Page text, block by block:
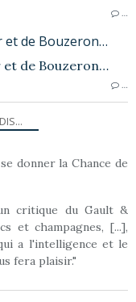
et de Bouzeron…
donner la Chance de
critique du Gault &
et champagnes, [...],
a l'intelligence et le
fera plaisir."